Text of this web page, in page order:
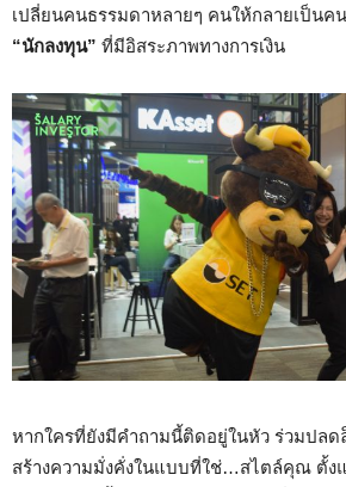
เปลี่ยนคนธรรมดาหลายๆ คนให้กลายเป็นค
“นักลงทุน” ที่มีอิสระภาพทางการเงิน
หากใครที่ยังมีคำถามนี้ติดอยู่ในหัว ร่วมปลด
สร้างความมั่งคั่งในแบบที่ใช่…สไตล์คุณ ตั้ง